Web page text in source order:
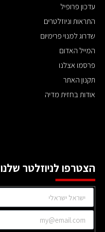
עדכון פרופיל
התראות וניוזלטרים
שדרוג למנוי פרימיום
המייל האדום
פרסמו אצלנו
תקנון האתר
אודות בחזית מדיה
הצטרפו לניוזלטר שלנו